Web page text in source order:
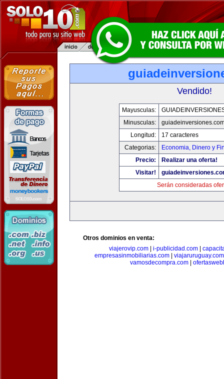
Vendido!
Mayusculas:
Minusculas:
Longitud:
17 caracteres
Categorias:
Economia, Dinero y
Precio:
Realizar una oferta!
Visitar!
Serán consideradas
Otros dominios en venta:
viajerovip.com
i-publicidad.com
empresasinmobiliarias.com
viajaruruguay.com
vamosdecompra.com